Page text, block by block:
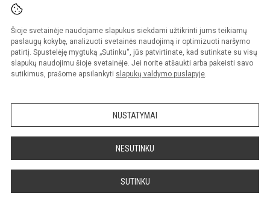
Šioje svetainėje naudojame slapukus siekdami užtikrinti jums teikiamų
paslaugų kokybę, analizuoti svetainės naudojimą ir optimizuoti naršymo
patirtį. Spustelėję mygtuką „Sutinku“, jūs patvirtinate, kad sutinkate su visų
slapukų naudojimu šioje svetainėje. Jei norite atšaukti arba pakeisti savo
sutikimus, prašome apsilankyti slapukų valdymo puslapyje.
NUSTATYMAI
NESUTINKU
SUTINKU
© 2020. Alytaus r. meno ir sporto mokykla. Visos teisės saugomos.
Kopijuoti turinį be raštiško mokyklos sutikimo griežtai draudžiama.
Prieinamumo paraiška Slapukų valdymas
Sumanus būdas atnaujinti